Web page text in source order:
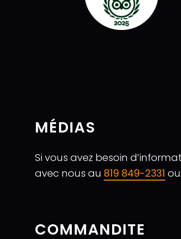
MÉDIAS
Si vous avez besoin
avec nous au 819 849-2331
COMMANDITE